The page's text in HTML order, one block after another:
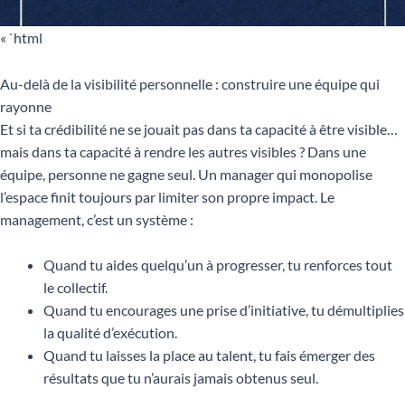
« `html
Au-delà de la visibilité personnelle : construire une équipe qui
rayonne
Et si ta crédibilité ne se jouait pas dans ta capacité à être visible…
mais dans ta capacité à rendre les autres visibles ? Dans une
équipe, personne ne gagne seul. Un manager qui monopolise
l’espace finit toujours par limiter son propre impact. Le
management, c’est un système :
Quand tu aides quelqu’un à progresser, tu renforces tout
le collectif.
Quand tu encourages une prise d’initiative, tu démultiplies
la qualité d’exécution.
Quand tu laisses la place au talent, tu fais émerger des
résultats que tu n’aurais jamais obtenus seul.